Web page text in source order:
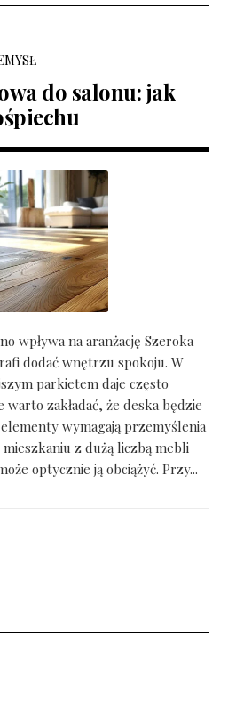
do salonu: jak
wpływa na aranżację Szeroka
dodać wnętrzu spokoju. W
parkietem daje często
zakładać, że deska będzie
wymagają przemyślenia
z dużą liczbą mebli
optycznie ją obciążyć. Przy...